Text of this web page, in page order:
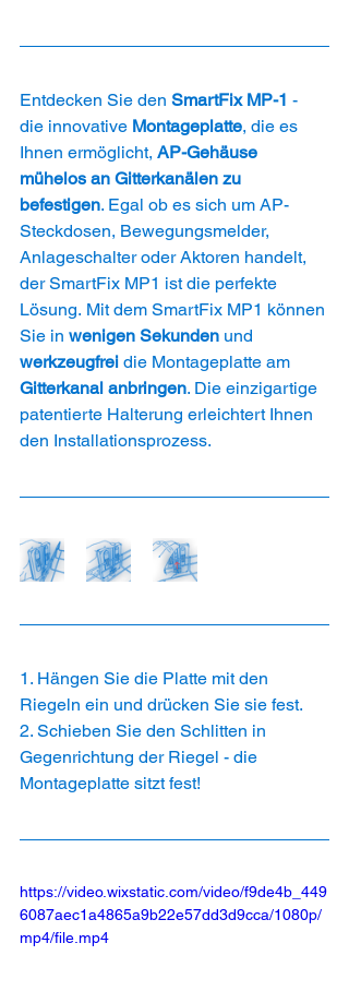
Entdecken Sie den SmartFix MP-1 -
die innovative Montageplatte, die es
Ihnen ermöglicht, AP-Gehäuse
mühelos an Gitterkanälen zu
befestigen. Egal ob es sich um AP-
Steckdosen, Bewegungsmelder,
Anlageschalter oder Aktoren handelt,
der SmartFix MP1 ist die perfekte
Lösung. Mit dem SmartFix MP1 können
Sie in wenigen Sekunden und
werkzeugfrei die Montageplatte am
Gitterkanal anbringen. Die einzigartige
patentierte Halterung erleichtert Ihnen
den Installationsprozess.
1. Hängen Sie die Platte mit den
Riegeln ein und drücken Sie sie fest.
2. Schieben Sie den Schlitten in
Gegenrichtung der Riegel - die
Montageplatte sitzt fest!
https://video.wixstatic.com/video/f9de4b_449
6087aec1a4865a9b22e57dd3d9cca/1080p/
mp4/file.mp4